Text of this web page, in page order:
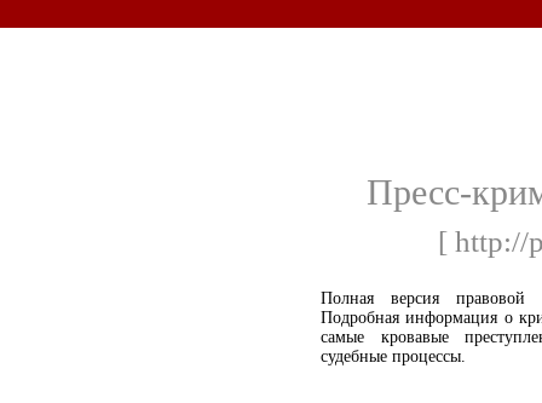
Пресс-
[ http://
Полная версия
Подробная информация о
самые кровавые
судебные процессы.